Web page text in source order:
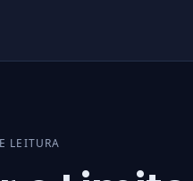
LEITURA